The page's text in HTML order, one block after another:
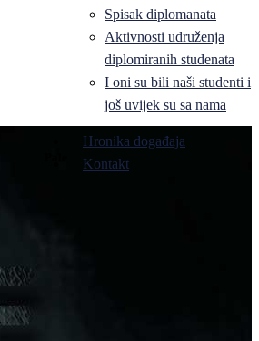
Spisak diplomanata
Aktivnosti udruženja
diplomiranih studenata
I oni su bili naši studenti i
još uvijek su sa nama
Hronika događaja
Kontakt